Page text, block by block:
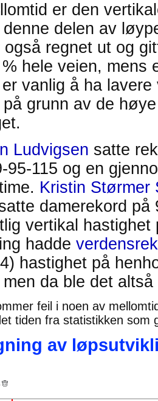
er den
delen av
også regnet ut og
hele veien, mens
vanlig å ha
grunn av de
Ludvigsen satte
95-115 og en
Kristin Størmer
damerekord på
vertikal hastighet
hadde
hastighet på
da ble det
feil i noen av
tiden fra statistikken som
av